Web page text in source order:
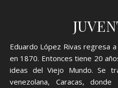
Eduardo López Rivas regresa
en 1870. Entonces tiene 20
ideas del Viejo Mundo. Se
venezolana, Caracas,